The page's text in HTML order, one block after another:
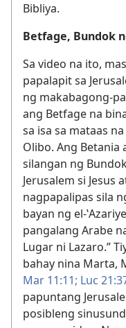
Bibliya.
Betfage, Bundok
Sa video na ito,
papalapit sa
ng makabagong-
ang Betfage na
sa isa sa mataas
Olibo. Ang Betania
silangan ng
Jerusalem si Jesus
nagpapalipas sila
bayan ng el-
pangalang Arabe
Lugar ni Lazaro.”
bahay nina Marta,
Mar 11:11; Luc
papuntang
posibleng